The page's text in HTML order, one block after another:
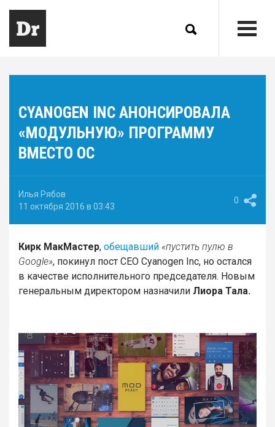
CYANOGEN INC АНОНСИРОВАЛА
«МОДУЛЬНУЮ» ПРОГРАММУ
ВМЕСТО ОС
Илья Рябов
11 октября 2016 в 03:43
0
Кирк МакМастер, обещавший «пустить пулю в
Google», покинул пост CEO Cyanogen Inc, но остался
в качестве исполнительного председателя. Новым
генеральным директором назначили Лиора Тала.